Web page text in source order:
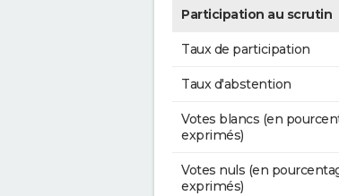
Participation au scrutin
Taux de participation
Taux d'abstention
Votes blancs (en
exprimés)
Votes nuls (en
exprimés)